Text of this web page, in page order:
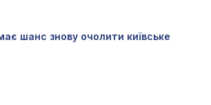
шанс знову очолити київське